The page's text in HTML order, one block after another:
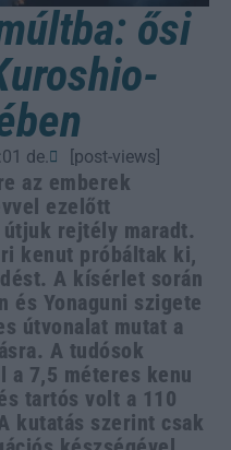
ősi
de. [post-views]
az emberek
ezelőtt
rejtély maradt.
kenut próbáltak ki,
A kísérlet során
és Yonaguni szigete
útvonalat mutat a
A tudósok
7,5 méteres kenu
tartós volt a 110
kutatás szerint csak